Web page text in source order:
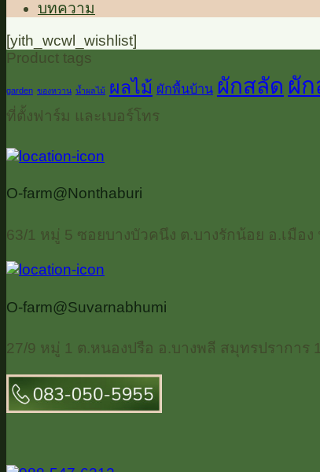
บทความ
[yith_wcwl_wishlist]
Product tags
garden ของหวาน น้ำผลไม้ ผลไม้ ผักพื้นบ้าน ผักสลัด ผั
ที่ตั้งฟาร์ม และเบอร์โทร
O-farm@Nonthaburi
63/1 หมู่ 5 ซอยบางบัวคนึง ต.บางรักน้อย อ.เมือ
O-farm@Suvarnabhumi
27/9 หมู่ 1 ต.หนองปรือ อ.บางพลี สมุทรปราการ